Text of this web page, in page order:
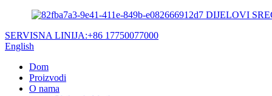
DIJELOVI
SERVISNA LINIJA:+86 17750077000
English
Dom
Proizvodi
O nama